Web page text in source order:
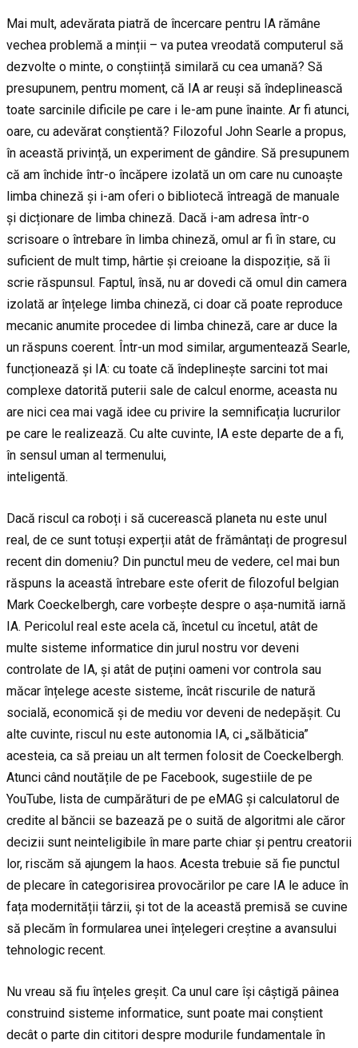
Mai mult, adevărata piatră de încercare pentru IA rămâne
vechea problemă a minții – va putea vreodată computerul să
dezvolte o minte, o conștiință similară cu cea umană? Să
presupunem, pentru moment, că IA ar reuși să îndeplinească
toate sarcinile dificile pe care i le-am pune înainte. Ar fi atunci,
oare, cu adevărat conștientă? Filozoful John Searle a propus,
în această privință, un experiment de gândire. Să presupunem
că am închide într-o încăpere izolată un om care nu cunoaște
limba chineză și i-am oferi o bibliotecă întreagă de manuale
și dicționare de limba chineză. Dacă i-am adresa într-o
scrisoare o întrebare în limba chineză, omul ar fi în stare, cu
suficient de mult timp, hârtie și creioane la dispoziție, să îi
scrie răspunsul. Faptul, însă, nu ar dovedi că omul din camera
izolată ar înțelege limba chineză, ci doar că poate reproduce
mecanic anumite procedee di limba chineză, care ar duce la
un răspuns coerent. Într-un mod similar, argumentează Searle,
funcționează și IA: cu toate că îndeplinește sarcini tot mai
complexe datorită puterii sale de calcul enorme, aceasta nu
are nici cea mai vagă idee cu privire la semnificația lucrurilor
pe care le realizează. Cu alte cuvinte, IA este departe de a fi,
în sensul uman al termenului,
inteligentă.
Dacă riscul ca roboți i să cucerească planeta nu este unul
real, de ce sunt totuși experții atât de frământați de progresul
recent din domeniu? Din punctul meu de vedere, cel mai bun
răspuns la această întrebare este oferit de filozoful belgian
Mark Coeckelbergh, care vorbește despre o așa-numită iarnă
IA. Pericolul real este acela că, încetul cu încetul, atât de
multe sisteme informatice din jurul nostru vor deveni
controlate de IA, și atât de puțini oameni vor controla sau
măcar înțelege aceste sisteme, încât riscurile de natură
socială, economică și de mediu vor deveni de nedepășit. Cu
alte cuvinte, riscul nu este autonomia IA, ci „sălbăticia”
acesteia, ca să preiau un alt termen folosit de Coeckelbergh.
Atunci când noutățile de pe Facebook, sugestiile de pe
YouTube, lista de cumpărături de pe eMAG și calculatorul de
credite al băncii se bazează pe o suită de algoritmi ale căror
decizii sunt neinteligibile în mare parte chiar și pentru creatorii
lor, riscăm să ajungem la haos. Acesta trebuie să fie punctul
de plecare în categorisirea provocărilor pe care IA le aduce în
fața modernității târzii, și tot de la această premisă se cuvine
să plecăm în formularea unei înțelegeri creștine a avansului
tehnologic recent.
Nu vreau să fiu înțeles greșit. Ca unul care își câștigă pâinea
construind sisteme informatice, sunt poate mai conștient
decât o parte din cititori despre modurile fundamentale în